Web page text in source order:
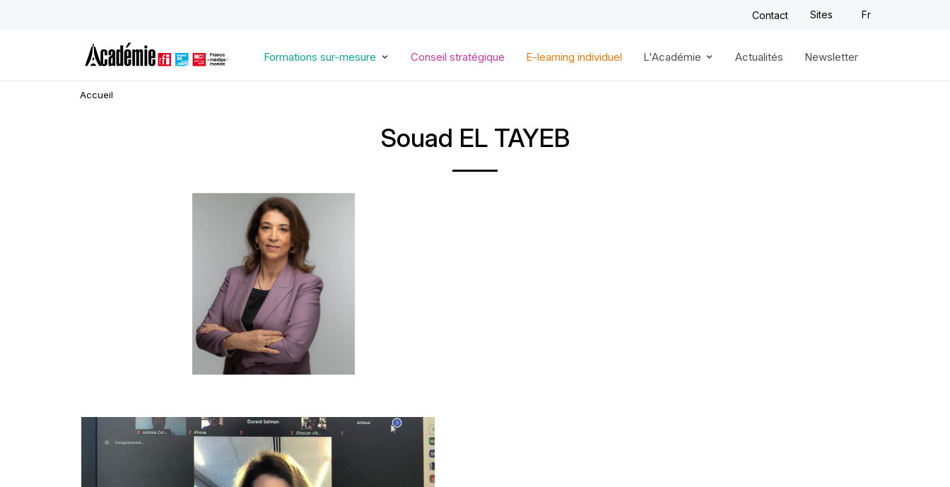
principal
Contact Sites Fr
Formations sur-mesure Conseil stratégique E-learning individuel L'Académie Actualités Newsletter
Accueil
Souad EL TAYEB
d'illustration